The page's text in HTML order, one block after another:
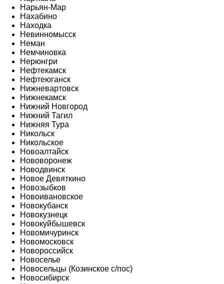
Нарьян-Мар
Нахабино
Находка
Невинномысск
Неман
Немчиновка
Нерюнгри
Нефтекамск
Нефтеюганск
Нижневартовск
Нижнекамск
Нижний Новгород
Нижний Тагил
Нижняя Тура
Никольск
Никольское
Новоалтайск
Нововоронеж
Новодвинск
Новое Девяткино
Новозыбков
Новоивановское
Новокубанск
Новокузнецк
Новокуйбышевск
Новомичуринск
Новомосковск
Новороссийск
Новоселье
Новосельцы (Козинское с/пос)
Новосибирск